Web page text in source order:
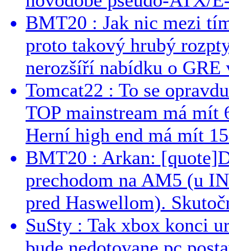
BMT20 : Jak nic mezi
proto takový hrubý
nerozšíří nabídku o GRE
Tomcat22 : To se
TOP mainstream má
Herní high end má mít
BMT20 : Arkan:
prechodom na AM5 (u
pred Haswellom).
SuSty : Tak xbox konci